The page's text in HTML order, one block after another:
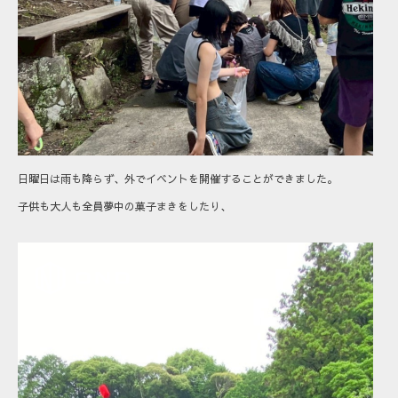
日曜日は雨も降らず、外でイベントを開催することができました。
子供も大人も全員夢中の菓子まきをしたり、